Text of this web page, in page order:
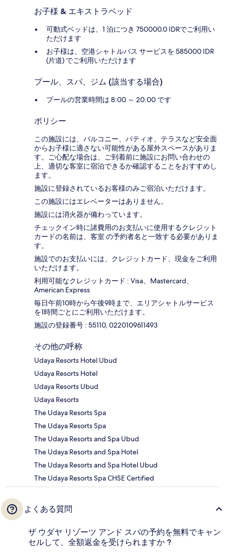
お子様 & エキストラベッド
可動式ベッドは、1 泊につき 750000.0 IDRでご利用い
ただけます
お子様は、空港シャトルバス サービスを 585000 IDR
(片道) でご利用いただけます
プール、スパ、ジム (該当する場合)
プールの営業時間は 8:00 ～ 20:00 です
ポリシー
この施設には、バルコニー、パティオ、テラスなど安全面
からお子様に適さない可能性がある屋外スペースがありま
す。ご心配な場合は、ご到着前に施設にお問い合わせの
上、適切な客室に宿泊できるか確認することをおすすめし
ます。
施設に登録されているお客様のみご宿泊いただけます。
この施設にはエレベーターはありません。
施設には消火器が備わっています。
チェックイン時に諸費用のお支払いに使用するクレジット
カードの名前は、客室 の予約者名と一致する必要がありま
す。
施設でのお支払いには、クレジットカード、現金をご利用
いただけます。
利用可能なクレジットカード : Visa、Mastercard、
American Express
毎日午前10時から午後9時まで、エリアシャトルサービス
を1時間ごとにご利用いただけます。
施設の登録番号 : 55110, 0220109611493
その他の呼称
Udaya Resorts Hotel Ubud
Udaya Resorts Hotel
Udaya Resorts Ubud
Udaya Resorts
The Udaya Resorts Spa
The Udaya Resorts Spa
The Udaya Resorts and Spa Ubud
The Udaya Resorts and Spa Hotel
The Udaya Resorts and Spa Hotel Ubud
The Udaya Resorts Spa CHSE Certified
よくある質問
ザ ウダヤ リゾーツ アンド スパの予約を無料でキャン
セルして、全額返金を受けられますか ?